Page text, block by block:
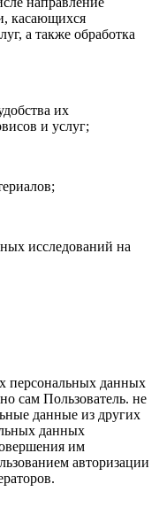
касающихся
а также обработка
их
и услуг;
исследований на
персональных данных
сам Пользователь. не
данные из других
данных
им
авторизации